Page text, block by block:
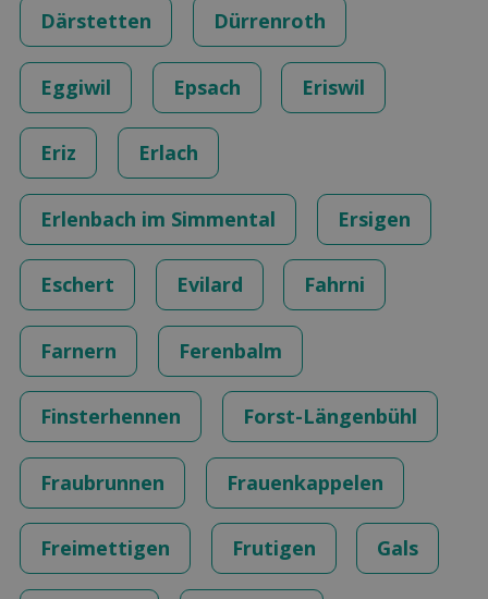
Därstetten Dürrenroth
Eggiwil Epsach Eriswil
Eriz Erlach
Erlenbach im Simmental Ersigen
Eschert Evilard Fahrni
Farnern Ferenbalm
Finsterhennen Forst-Längenbühl
Fraubrunnen Frauenkappelen
Freimettigen Frutigen Gals